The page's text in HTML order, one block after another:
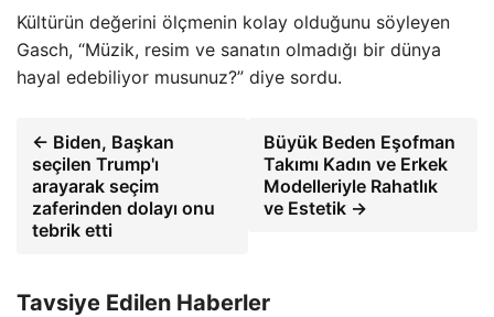
Kültürün değerini ölçmenin kolay olduğunu söyleyen
Gasch, “Müzik, resim ve sanatın olmadığı bir dünya
hayal edebiliyor musunuz?” diye sordu.
← Biden, Başkan
seçilen Trump'ı
arayarak seçim
zaferinden dolayı onu
tebrik etti
Büyük Beden Eşofman
Takımı Kadın ve Erkek
Modelleriyle Rahatlık
ve Estetik →
Tavsiye Edilen Haberler